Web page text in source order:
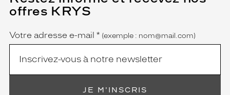
offres KRYS
Name
Votre adresse e-mail *
champ
est
obligatoire)
(exemple : nom@mail.com)
JE M'INSCRIS